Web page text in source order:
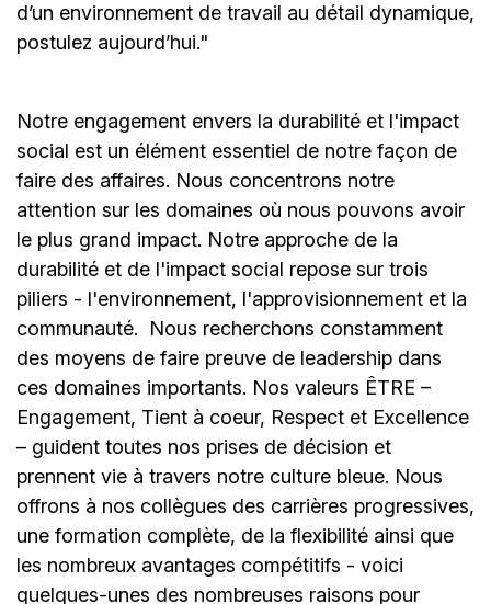
d’un environnement de travail au détail dynamique,
postulez aujourd’hui."
Notre engagement envers la durabilité et l'impact
social est un élément essentiel de notre façon de
faire des affaires. Nous concentrons notre
attention sur les domaines où nous pouvons avoir
le plus grand impact. Notre approche de la
durabilité et de l'impact social repose sur trois
piliers - l'environnement, l'approvisionnement et la
communauté.
Nous recherchons constamment
des moyens de faire preuve de leadership dans
ces domaines importants. Nos valeurs ÊTRE –
Engagement, Tient à coeur, Respect et Excellence
– guident toutes nos prises de décision et
prennent vie à travers notre culture bleue. Nous
offrons à nos collègues des carrières progressives,
une formation complète, de la flexibilité ainsi que
les nombreux avantages compétitifs - voici
quelques-unes des nombreuses raisons pour